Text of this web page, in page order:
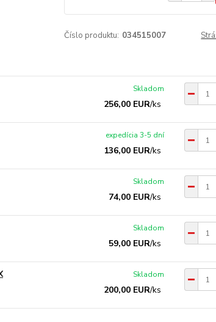
Číslo produktu: 034515007
256,00 EUR/ks
Skladom
136,00 EUR/ks
expedícia 3-5 dní
74,00 EUR/ks
Skladom
59,00 EUR/ks
Skladom
200,00 EUR/ks
Skladom